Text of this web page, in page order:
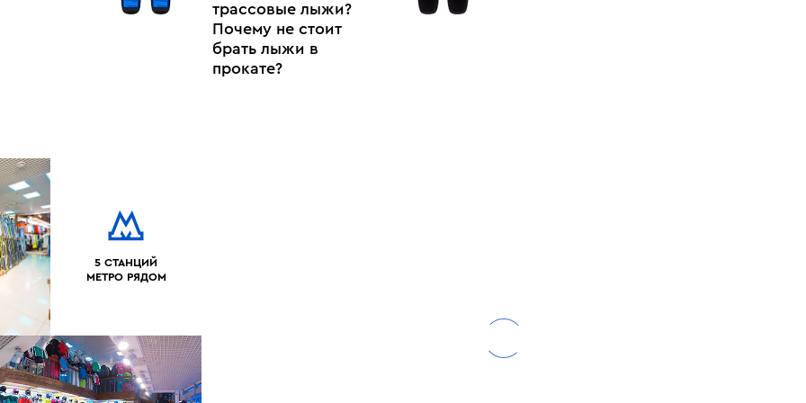
трассовые лыжи?
Почему не стоит
брать лыжи в
прокате?
5 СТАНЦИЙ
МЕТРО РЯДОМ